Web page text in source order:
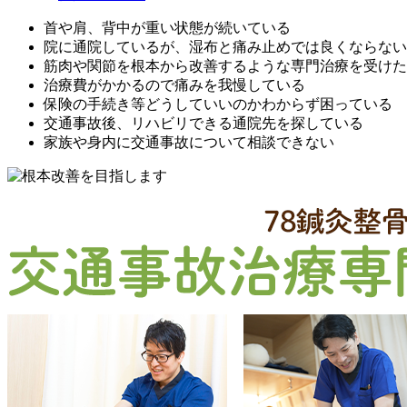
首や肩、背中が重い状態が続いている
院に通院しているが、湿布と痛み止めでは良くならない
筋肉や関節を根本から改善するような専門治療を受け
治療費がかかるので痛みを我慢している
保険の手続き等どうしていいのかわからず困っている
交通事故後、リハビリできる通院先を探している
家族や身内に交通事故について相談できない